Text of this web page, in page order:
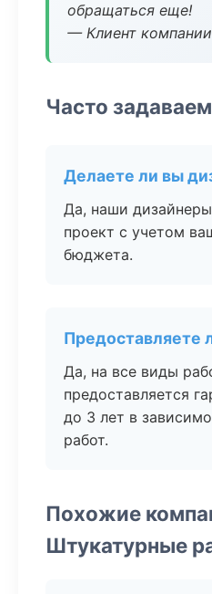
обращаться еще!
— Клиент компании
Часто
Делаете ли вы
Да, наши
проект с учетом
бюджета.
Предоставляете
Да, на все виды
предоставляется
до 3 лет в
работ.
Похожие
Штукатурные